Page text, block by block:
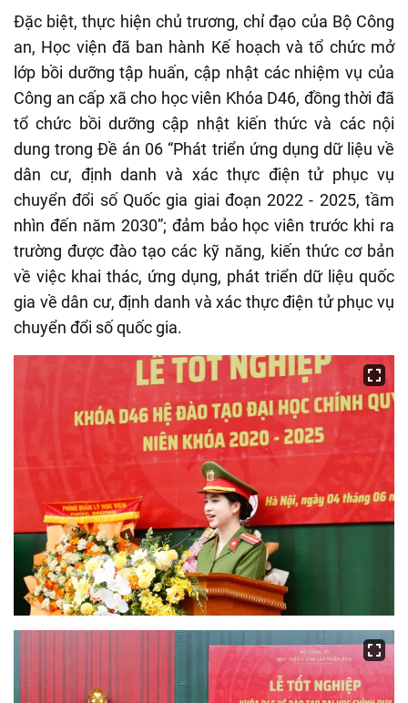
Đặc biệt, thực hiện chủ trương, chỉ đạo của Bộ Công
an, Học viện đã ban hành Kế hoạch và tổ chức mở
lớp bồi dưỡng tập huấn, cập nhật các nhiệm vụ của
Công an cấp xã cho học viên Khóa D46, đồng thời đã
tổ chức bồi dưỡng cập nhật kiến thức và các nội
dung trong Đề án 06 “Phát triển ứng dụng dữ liệu về
dân cư, định danh và xác thực điện tử phục vụ
chuyển đổi số Quốc gia giai đoạn 2022 - 2025, tầm
nhìn đến năm 2030”; đảm bảo học viên trước khi ra
trường được đào tạo các kỹ năng, kiến thức cơ bản
về việc khai thác, ứng dụng, phát triển dữ liệu quốc
gia về dân cư, định danh và xác thực điện tử phục vụ
chuyển đổi số quốc gia.